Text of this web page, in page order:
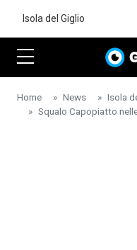
Isola del Giglio
Home News Isola
Squalo Capopiatto